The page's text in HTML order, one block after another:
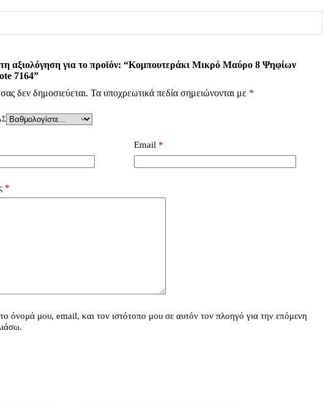
αξιολόγηση για το προϊόν: “Κομπουτεράκι Μικρό Μαύρο 8 Ψηφίων
7164”
δεν δημοσιεύεται. Τα υποχρεωτικά πεδία σημειώνονται με *
Email*
*
όνομά μου, email, και τον ιστότοπο μου σε αυτόν τον πλοηγό για την επόμενη